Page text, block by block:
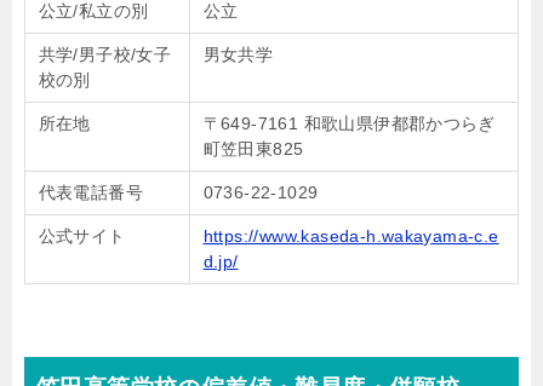
公立/私立の別 公立
共学/男子校/女子
校の別
男女共学
所在地
〒649-7161 和歌山県伊都郡かつらぎ
町笠田東825
代表電話番号 0736-22-1029
公式サイト
https://www.kaseda-h.wakayama-c.e
d.jp/